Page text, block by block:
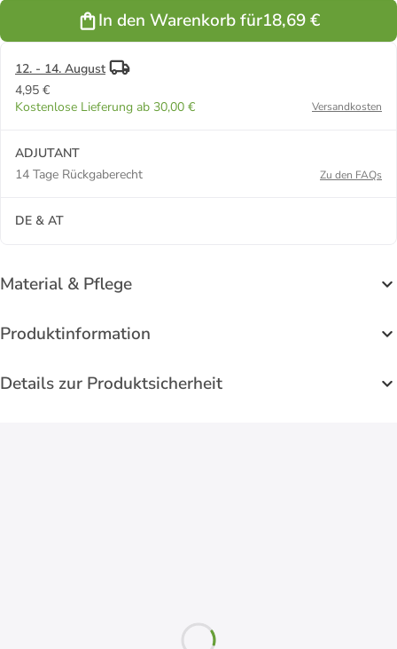
In den Warenkorb für18,69 €
12. - 14. August
4,95 €
Kostenlose Lieferung ab 30,00 €
Versandkosten
ADJUTANT
14 Tage Rückgaberecht
Zu den FAQs
DE & AT
Material & Pflege
Produktinformation
Details zur Produktsicherheit